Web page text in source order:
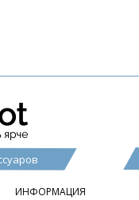
ИНФОРМАЦИЯ